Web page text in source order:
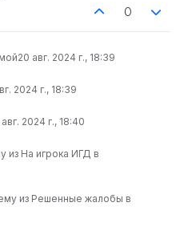
0
20 авг. 2024 г., 18:39
2024 г., 18:39
2024 г., 18:40
из На игрока ИГД в
из Решенные жалобы в